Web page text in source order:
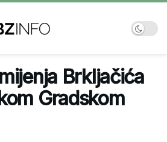
Brkljačića
Gradskom